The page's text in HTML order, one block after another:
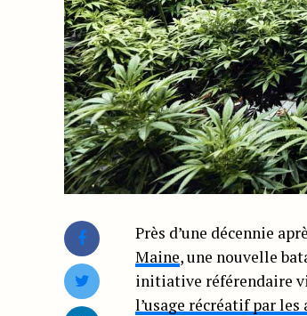
Près d’une décennie
Maine, une nouvelle
initiative référendaire
l’usage récréatif par les